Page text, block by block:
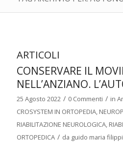
ARTICOLI
CONSERVARE IL
NELL’ANZIANO.
25 Agosto 2022 / 0 Commenti / in
CROSYSTEM IN ORTOPEDIA,
RIABILITAZIONE NEUROLOGICA,
ORTOPEDICA / da guido maria filippi